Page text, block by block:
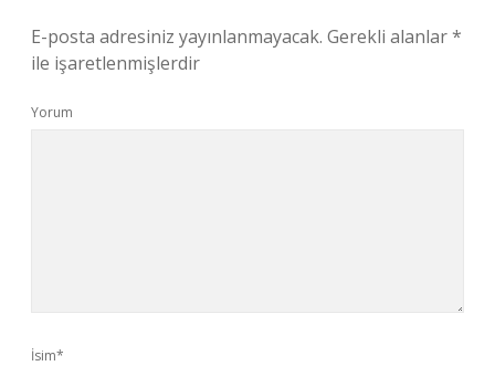
E-posta adresiniz yayınlanmayacak. Gerekli alanlar*
ile işaretlenmişlerdir
Yorum
İsim*